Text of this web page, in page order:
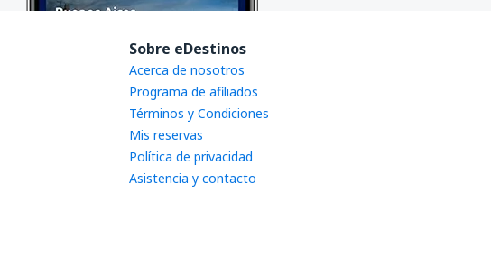
Sobre eDestinos
Acerca de nosotros
Programa de afiliados
Términos y Condiciones
Mis reservas
Política de privacidad
Asistencia y contacto